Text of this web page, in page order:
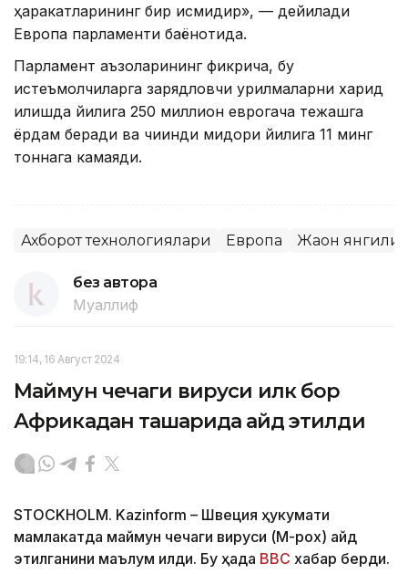
ҳаракатларининг бир қисмидир», — дейилади
Европа парламенти баёнотида.
Парламент аъзоларининг фикрича, бу
истеъмолчиларга зарядловчи қурилмаларни харид
қилишда йилига 250 миллион еврогача тежашга
ёрдам беради ва чиқинди миқдори йилига 11 минг
тоннага камаяди.
Ахборот технологиялари Европа Жаҳон
без автора
Муаллиф
19:14, 16 Август 2024
Маймун чечаги вируси илк бор
Африкадан ташқарида қайд этилди
STOCKHOLM. Kazinform – Швеция ҳукумати
мамлакатда маймун чечаги вируси (M-pox) қайд
этилганини маълум қилди. Бу ҳақда BBC хабар берди.